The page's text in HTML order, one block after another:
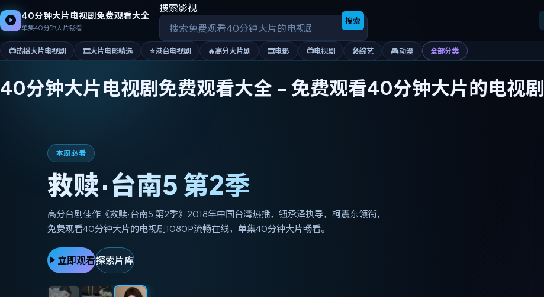
40分钟大片电视剧免费观看大全
单集40分钟大片畅看
搜索影视
搜索
📺热播大片电视剧 🎞️大片电影精选 ⭐港台电视剧 🔥高分大片剧 🎞️电影 📺电视剧 🎤综艺 🎮动漫 全部分类
40分钟大片电视剧免费观看大全 - 免费观看40分钟大片的电视剧
本周必看
救赎·台南5 第2季
高分台剧佳作《救赎·台南5 第2季》2018年中国台湾热播，钮承泽执导，柯震东领衔，
免费观看40分钟大片的电视剧1080P流畅在线，单集40分钟大片畅看。
立即观看探索片库